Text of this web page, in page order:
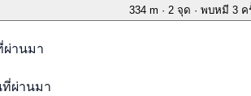
334 m · 2 จุด · พบหมี 3
ผ่านมา
ผ่านมา